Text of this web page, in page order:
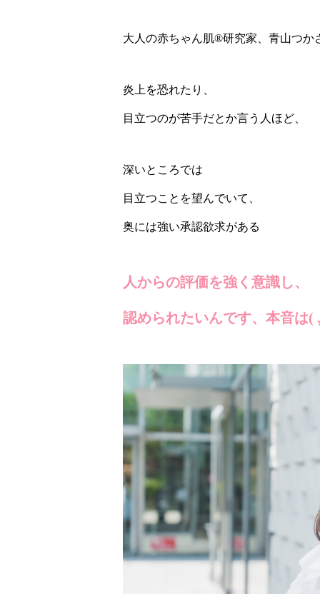
大人の赤ちゃん肌®️研究家、青山つか
炎上を恐れたり、
目立つのが苦手だとか言う人ほど、
深いところでは
目立つことを望んでいて、
奥には強い承認欲求がある
人からの評価を強く意識し、
認められたいんです、本音は(